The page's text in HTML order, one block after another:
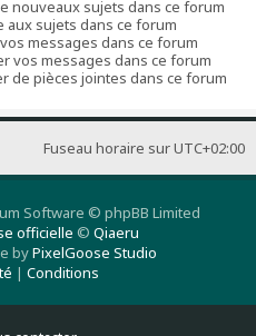
nouveaux sujets dans ce forum
aux sujets dans ce forum
messages dans ce forum
vos messages dans ce forum
de pièces jointes dans ce forum
Fuseau horaire surUTC+02:00
Software © phpBB Limited
officielle © Qiaeru
byPixelGoose Studio
| Conditions